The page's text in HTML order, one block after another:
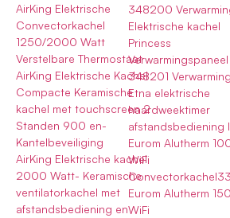
AirKing Elektrische
Convectorkachel
1250/2000 Watt
Verstelbare Thermostaat
AirKing Elektrische Kachel
Compacte Keramische
kachel met touchscreen 2
Standen 900 en-
Kantelbeveiliging
AirKing Elektrische kachel
2000 Watt- Keramische
ventilatorkachel met
afstandsbediening en
348200
Elektrische kachel
Princess
Verwarmingspaneel
348201 Verwarming
Etna elektrische
haardweektimer
afstandsbediening
Eurom Alutherm
WiFi
Eurom Alutherm
WiFi